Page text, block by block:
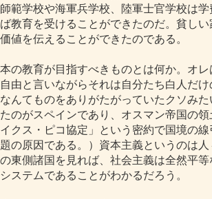
範学校や海軍兵学校、陸軍士官学校は
教育を受けることができたのだ。貧し
値を伝えることができたのである。
の教育が目指すべきものとは何か。オ
由と言いながらそれは自分たち白人だ
んてものをありがたがっていたクソみ
のがスペインであり、オスマン帝国の
イクス・ピコ協定」という密約で国境の
の原因である。）資本主義というのは
東側諸国を見れば、社会主義は全然平
ステムであることがわかるだろう。